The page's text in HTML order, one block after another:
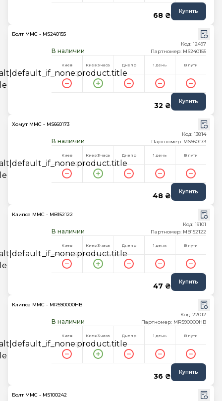
68 ₴ Купить
Болт MMC - MS240155
В наличии
Код: 12497
Партномер: MS240155
Киев Киев 3 часа Днепр 1 день В пути
32 ₴ Купить
Хомут MMC - MS660173
В наличии
Код: 13814
Партномер: MS660173
Киев Киев 3 часа Днепр 1 день В пути
48 ₴ Купить
Клипса MMC - MB152122
В наличии
Код: 19101
Партномер: MB152122
Киев Киев 3 часа Днепр 1 день В пути
47 ₴ Купить
Клипса MMC - MR590000HB
В наличии
Код: 22012
Партномер: MR590000HB
Киев Киев 3 часа Днепр 1 день В пути
36 ₴ Купить
Болт MMC - MS100242